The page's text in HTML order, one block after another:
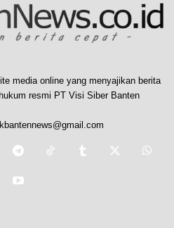
media online yang menyajikan berita
resmi PT Visi Siber Banten